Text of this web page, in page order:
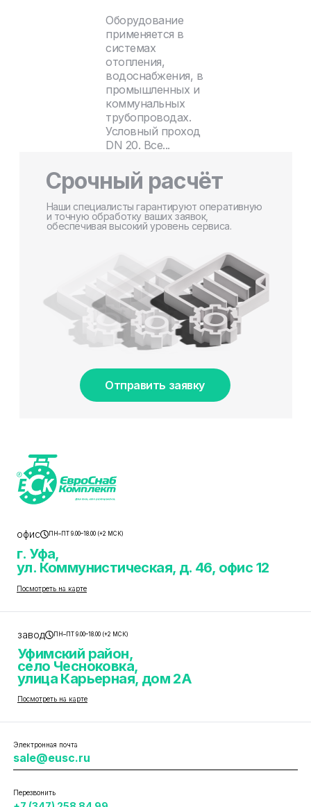
Оборудование
применяется в
системах
отопления,
водоснабжения, в
промышленных и
коммунальных
трубопроводах.
Условный проход
DN 20. Все...
Срочный расчёт
Наши специалисты гарантируют оперативную
и точную обработку ваших заявок,
обеспечивая высокий уровень сервиса.
Отправить заявку
офис ПН–ПТ 9.00–18.00 (+2 МСК)
г. Уфа,
ул. Коммунистическая, д. 46, офис 12
Посмотреть на карте
завод ПН–ПТ 9.00–18.00 (+2 МСК)
Уфимский район,
село Чесноковка,
улица Карьерная, дом 2А
Посмотреть на карте
Электронная почта
sale@eusc.ru
Перезвонить